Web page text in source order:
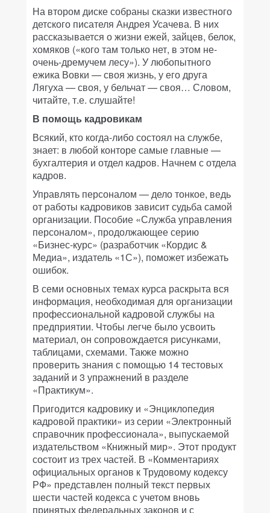
На втором диске собраны сказки известного
детского писателя Андрея Усачева. В них
рассказывается о жизни ежей, зайцев, белок,
хомяков («кого там только нет, в этом не-
очень-дремучем лесу»). У любопытного
ежика Вовки — своя жизнь, у его друга
Лягуха — своя, у бельчат — своя… Словом,
читайте, т.е. слушайте!
В помощь кадровикам
Всякий, кто когда-либо состоял на службе,
знает: в любой конторе самые главные —
бухгалтерия и отдел кадров. Начнем с отдела
кадров.
Управлять персоналом — дело тонкое, ведь
от работы кадровиков зависит судьба самой
организации. Пособие «Служба управления
персоналом», продолжающее серию
«Бизнес-курс» (разработчик «Кордис &
Медиа», издатель «1С»), поможет избежать
ошибок.
В семи основных темах курса раскрыта вся
информация, необходимая для организации
профессиональной кадровой службы на
предприятии. Чтобы легче было усвоить
материал, он сопровождается рисунками,
таблицами, схемами. Также можно
проверить знания с помощью 14 тестовых
заданий и 3 упражнений в разделе
«Практикум».
Пригодится кадровику и «Энциклопедия
кадровой практики» из серии «Электронный
справочник профессионала», выпускаемой
издательством «Книжный мир». Этот продукт
состоит из трех частей. В «Комментариях
официальных органов к Трудовому кодексу
РФ» представлен полный текст первых
шести частей кодекса с учетом вновь
принятых федеральных законов и с